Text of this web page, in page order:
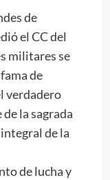
de
el CC del
militares se
de
verdadero
la sagrada
de la
de lucha y